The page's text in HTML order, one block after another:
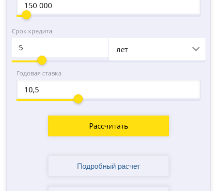
Срок кредита
лет
Годовая ставка
Рассчитать